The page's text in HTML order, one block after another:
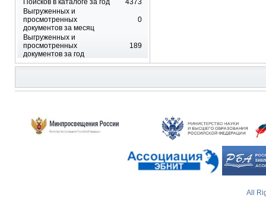
Поисков в каталоге за год
4373
Выгруженных и
просмотренных
документов за месяц
0
Выгруженных и
просмотренных
документов за год
189
All